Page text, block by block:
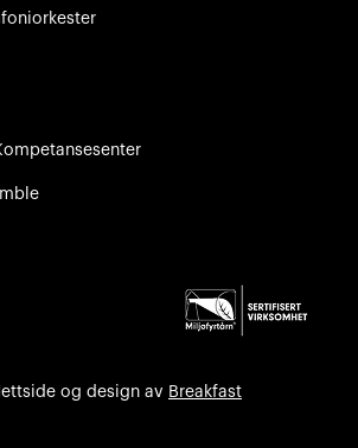
og design av Breakfast